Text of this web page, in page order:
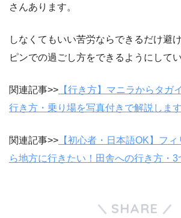
さんあります。
しなくてもいい苦労ならできるだけ避
ピンでの過ごし方をできるようにして
関連記事>> 【行き方】マニラからタガ
行き方・乗り場を写真付きで解説します
関連記事>> 【初心者・日本語OK】フ
ら地方に行きたい！田舎への行き方・3
SHARE